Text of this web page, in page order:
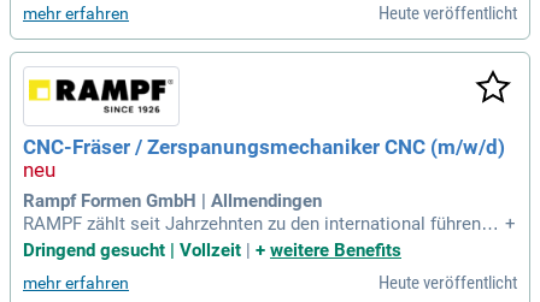
chniker/-in der Fachrichtung Bautechnik oder Umweltschutz
technik, staatlich
mehr erfahren Heute veröffentlicht
CNC-Fräser / Zerspanungsmechaniker CNC (m/w/d)
Rampf Formen GmbH | Allmendingen
RAMPF zählt seit Jahrzehnten zu den international führende
n Produzenten von Stahlformen für die Betonsteinindustrie.
Weltweit beschäftigen wir an verschiedenen Standorten ca.
550 Mitarbeiter.
+
Dringend gesucht | Vollzeit | + weitere Benefits
mehr erfahren Heute veröffentlicht